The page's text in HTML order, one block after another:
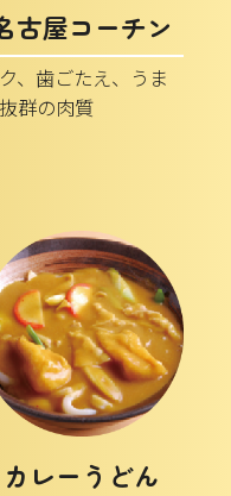
古屋コーチン
、歯ごたえ、うま
群の肉質
カレーうどん